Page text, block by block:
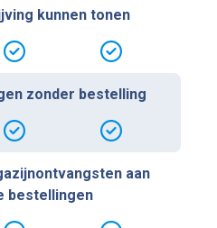
kunnen tonen
zonder bestelling
aan
bestellingen